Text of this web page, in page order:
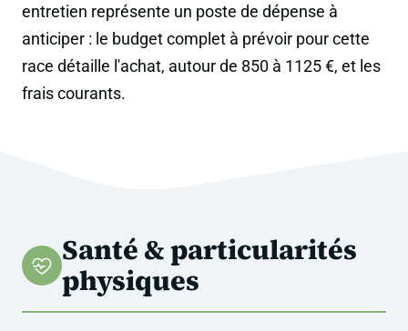
entretien représente un poste de dépense à
anticiper : le budget complet à prévoir pour cette
race détaille l'achat, autour de 850 à 1125 €, et les
frais courants.
Santé & particularités
physiques